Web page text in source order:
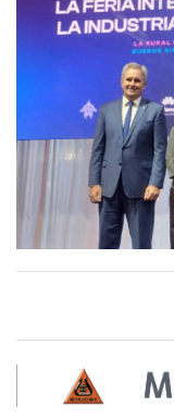
SERVICIOS
CONTÁCTENOS
POLÍTICAS